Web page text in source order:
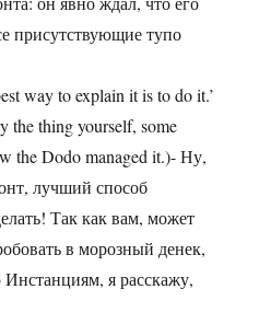
присутствующие тупо
way to explain it is to do it.’
the thing yourself, some
the Dodo managed it.)- Ну,
лучший способ
Так как вам, может
в морозный денек,
Инстанциям, я расскажу,